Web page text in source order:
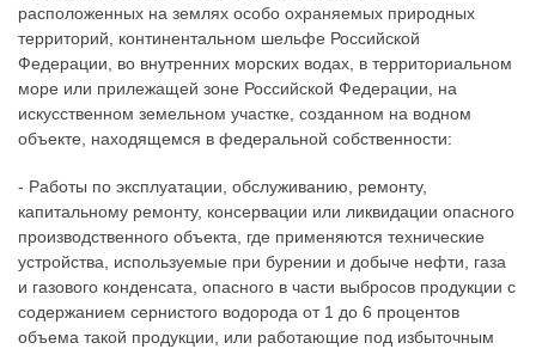
расположенных на землях особо охраняемых природных
территорий, континентальном шельфе Российской
Федерации, во внутренних морских водах, в территориальном
море или прилежащей зоне Российской Федерации, на
искусственном земельном участке, созданном на водном
объекте, находящемся в федеральной собственности:
- Работы по эксплуатации, обслуживанию, ремонту,
капитальному ремонту, консервации или ликвидации опасного
производственного объекта, где применяются технические
устройства, используемые при бурении и добыче нефти, газа
и газового конденсата, опасного в части выбросов продукции с
содержанием сернистого водорода от 1 до 6 процентов
объема такой продукции, или работающие под избыточным